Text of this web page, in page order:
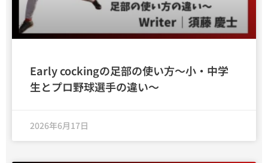
Early cockingの足部の使い方〜小・中学
生とプロ野球選手の違い〜
2026年6月17日